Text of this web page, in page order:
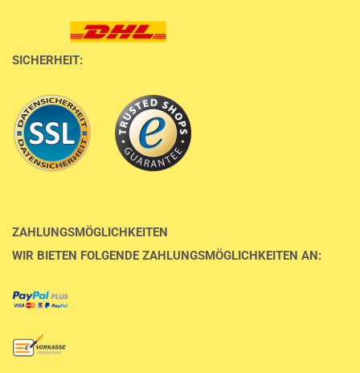
SICHERHEIT:
ZAHLUNGSMÖGLICHKEITEN
WIR BIETEN FOLGENDE ZAHLUNGSMÖGLICHKEITEN AN: